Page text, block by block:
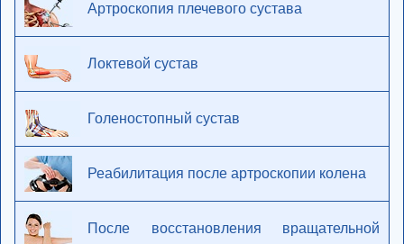
Артроскопия плечевого сустава
Локтевой сустав
Голеностопный сустав
Реабилитация после артроскопии колена
После восстановления вращательной